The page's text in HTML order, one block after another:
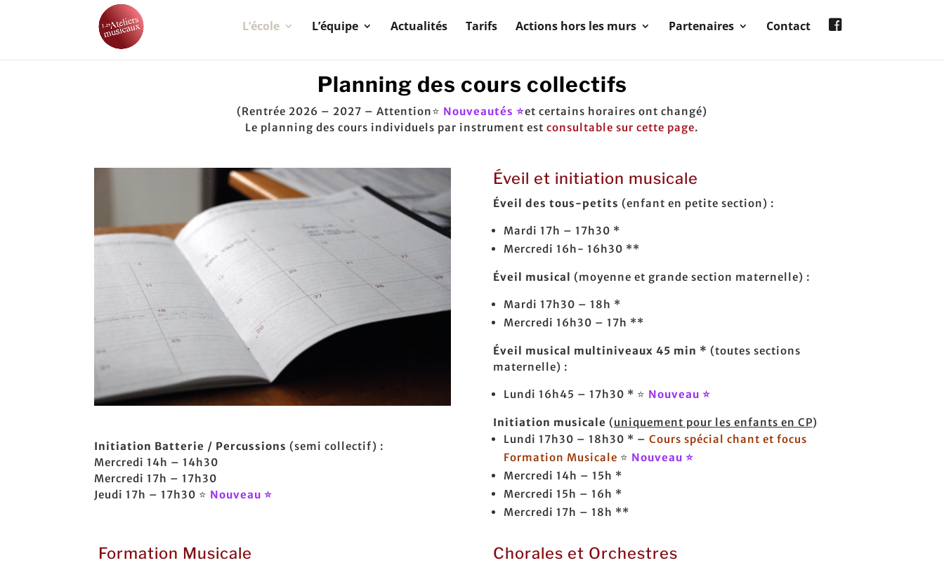
L’école L’équipe Actualités Tarifs Actions hors les murs Partenaires Contact
Planning des cours collectifs
(Rentrée 2026 – 2027 – Attention⭐ Nouveautés ⭐et certains horaires ont changé)
Le planning des cours individuels par instrument est consultable sur cette page.
Initiation Batterie / Percussions (semi collectif) :
Mercredi 14h – 14h30
Mercredi 17h – 17h30
Jeudi 17h – 17h30 ⭐ Nouveau ⭐
Éveil et initiation musicale
Éveil des tous-petits (enfant en petite section) :
Mardi 17h – 17h30 *
Mercredi 16h- 16h30 **
Éveil musical (moyenne et grande section maternelle) :
Mardi 17h30 – 18h *
Mercredi 16h30 – 17h **
Éveil musical multiniveaux 45 min * (toutes sections
maternelle) :
Lundi 16h45 – 17h30 * ⭐ Nouveau ⭐
Initiation musicale (uniquement pour les enfants en CP)
Lundi 17h30 – 18h30 * – Cours spécial chant et focus
Formation Musicale ⭐ Nouveau ⭐
Mercredi 14h – 15h *
Mercredi 15h – 16h *
Mercredi 17h – 18h **
Formation Musicale Chorales et Orchestres